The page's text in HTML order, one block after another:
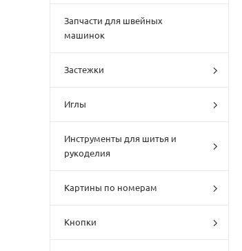
Запчасти для швейных
машинок
Застежки
Иглы
Инструменты для шитья и
рукоделия
Картины по номерам
Кнопки